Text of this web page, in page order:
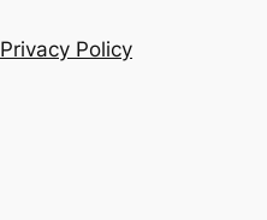
Privacy Policy